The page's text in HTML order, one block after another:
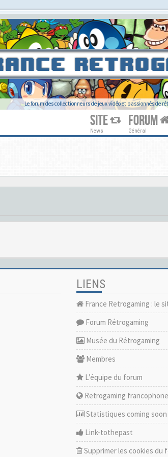
Le forum des collectionneurs de jeux vidéo et passionnés de
SITE
News
FORUM
Général
LIENS
France Retrogaming : le
Forum Rétrogaming
Musée du Rétrogaming
Membres
L’équipe du forum
Retrogaming francophone
Statistiques coming soon
Link-tothepast
Supprimer les cookies du